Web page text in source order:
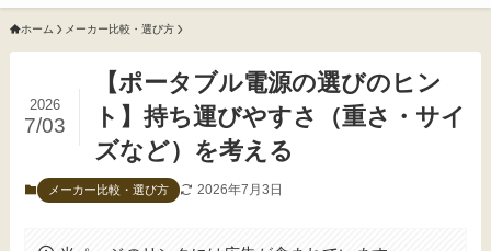
ホーム メーカー比較・選び方
【ポータブル電源の選びのヒン
ト】持ち運びやすさ（重さ・サイ
ズなど）を考える
2026
7/03
メーカー比較・選び方 2026年7月3日